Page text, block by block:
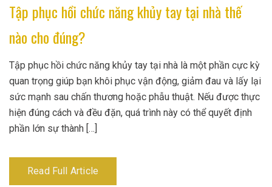
Tập phục hồi chức năng khủy tay tại nhà thế
nào cho đúng?
Tập phục hồi chức năng khủy tay tại nhà là một phần cực kỳ
quan trọng giúp bạn khôi phục vận động, giảm đau và lấy lại
sức mạnh sau chấn thương hoặc phẫu thuật. Nếu được thực
hiện đúng cách và đều đặn, quá trình này có thể quyết định
phần lớn sự thành […]
Read Full Article